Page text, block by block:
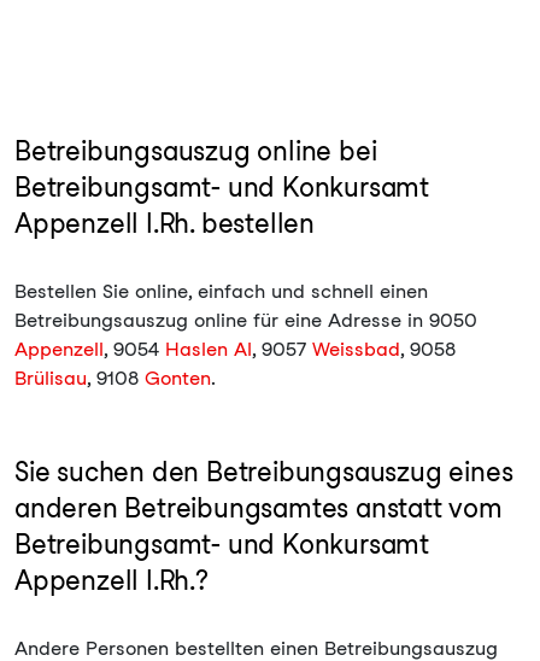
Betreibungsauszug online bei
Betreibungsamt- und Konkursamt
Appenzell I.Rh. bestellen
Bestellen Sie online, einfach und schnell einen
Betreibungsauszug online für eine Adresse in 9050
Appenzell, 9054 Haslen AI, 9057 Weissbad, 9058
Brülisau, 9108 Gonten.
Sie suchen den Betreibungsauszug eines
anderen Betreibungsamtes anstatt vom
Betreibungsamt- und Konkursamt
Appenzell I.Rh.?
Andere Personen bestellten einen Betreibungsauszug